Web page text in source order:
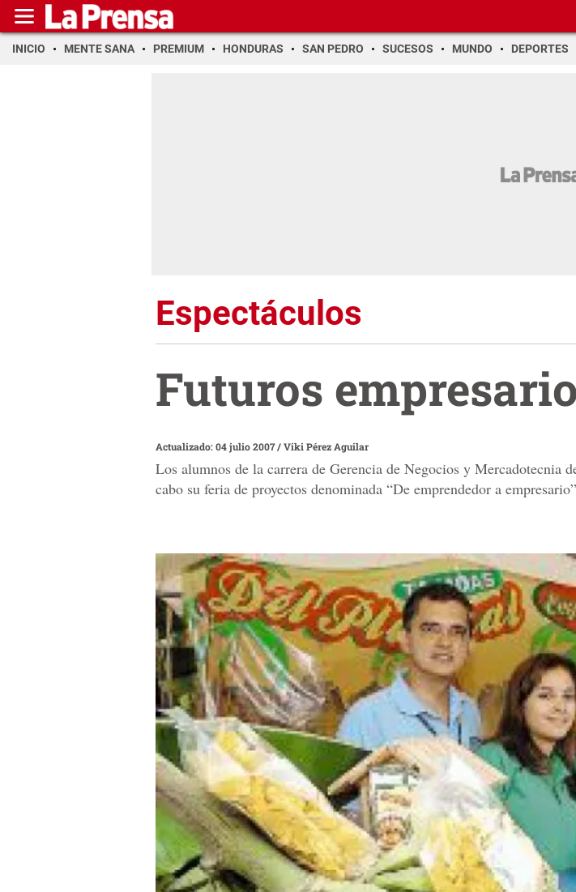
INICIO MENTE SANA PREMIUM HONDURAS SAN PEDRO SUCESOS MUNDO DEPORTES
Espectáculos
Futuros
Actualizado: 04 julio 2007/Viki Pérez Aguilar
Los alumnos de la carrera de Gerencia de Negocios y
cabo su feria de proyectos denominada “De emprendedor a